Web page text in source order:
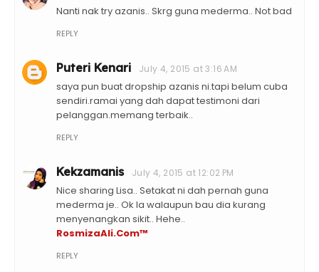
Nanti nak try azanis.. Skrg guna mederma.. Not bad
REPLY
Puteri Kenari July 4, 2015 at 3:16 AM
saya pun buat dropship azanis ni.tapi belum cuba
sendiri.ramai yang dah dapat testimoni dari
pelanggan.memang terbaik..
REPLY
Kekzamanis July 4, 2015 at 12:02 PM
Nice sharing Lisa.. Setakat ni dah pernah guna
mederma je.. Ok la walaupun bau dia kurang
menyenangkan sikit.. Hehe..
RosmizaAli.Com™
REPLY